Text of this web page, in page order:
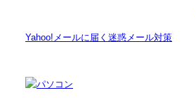
Yahoo!メールに届く迷惑メール対策